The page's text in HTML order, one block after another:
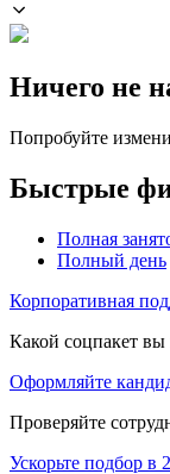
Ничего не
Попробуйте
Быстрые
Полная
Полный день
Корпоративная
Какой соцпакет вы
Оформляйте
Проверяйте
Ускорьте подбор в